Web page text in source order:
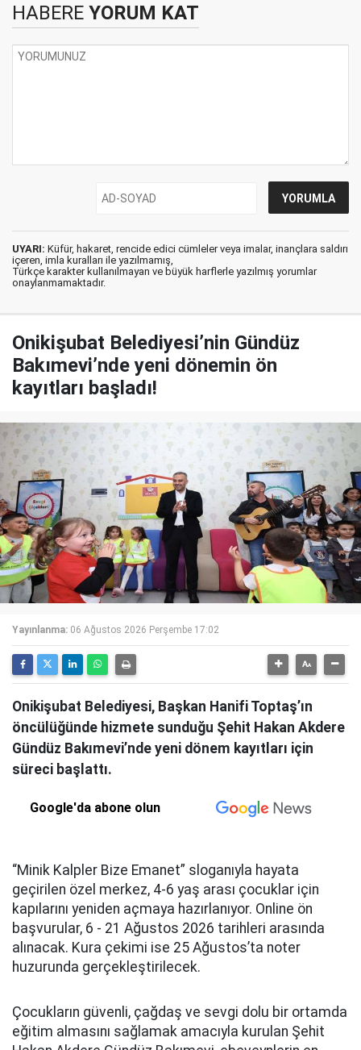
HABERE YORUM KAT
UYARI: Küfür, hakaret, rencide edici cümleler veya imalar, inançlara saldırı
içeren, imla kuralları ile yazılmamış,
Türkçe karakter kullanılmayan ve büyük harflerle yazılmış yorumlar
onaylanmamaktadır.
Onikişubat Belediyesi’nin Gündüz
Bakımevi’nde yeni dönemin ön
kayıtları başladı!
Yayınlanma: 06 Ağustos 2026 Perşembe 17:02
Onikişubat Belediyesi, Başkan Hanifi Toptaş’ın
öncülüğünde hizmete sunduğu Şehit Hakan Akdere
Gündüz Bakımevi’nde yeni dönem kayıtları için
süreci başlattı.
Google'da abone olun
“Minik Kalpler Bize Emanet” sloganıyla hayata
geçirilen özel merkez, 4-6 yaş arası çocuklar için
kapılarını yeniden açmaya hazırlanıyor. Online ön
başvurular, 6 - 21 Ağustos 2026 tarihleri arasında
alınacak. Kura çekimi ise 25 Ağustos’ta noter
huzurunda gerçekleştirilecek.
Çocukların güvenli, çağdaş ve sevgi dolu bir ortamda
eğitim almasını sağlamak amacıyla kurulan Şehit